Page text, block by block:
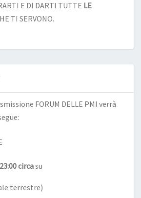
E DI DARTI TUTTE LE
TI SERVONO.
FORUM DELLE PMI verrà
circasu
terrestre)